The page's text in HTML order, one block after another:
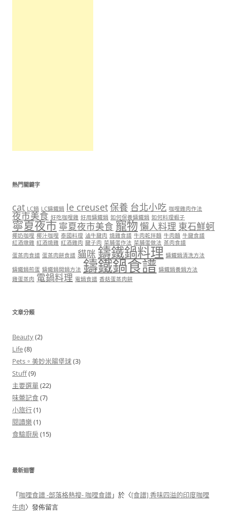
熱門關鍵字
cat LC鍋 LC鑄鐵鍋 le creuset保養 台北小吃 咖哩雞肉作法
夜市美食 好吃咖哩雞 好用鑄鐵鍋 如何保養鑄鐵鍋 如何料理蝦子
寧夏夜市 寧夏夜市美食 寵物懶人料理 東石鮮蚵
椰奶咖哩 椰汁咖哩 泰國料理 滷牛腱肉 燒雞食譜 牛肉乾拌麵 牛肉麵 牛腱食譜
紅酒燉雞 紅酒燒雞 紅酒雞肉 腱子肉 菜脯蛋作法 菜脯蛋做法 蒸肉食譜
蛋蒸肉食譜 蛋蒸肉餅食譜 貓咪 鑄鐵鍋料理 鑄鐵鍋清洗方法
鑄鐵鍋煎蛋 鑄鐵鍋開鍋方法 鑄鐵鍋食譜 鑄鐵鍋養鍋方法
雞蛋蒸肉 電鍋料理 電鍋食譜 香菇蛋蒸肉餅
文章分類
Beauty(2)
Life(8)
Pets。美妙米腸堡球(3)
Stuff(9)
主要選單(22)
味蕾記食(7)
小旅行(1)
閱讀樂(1)
食驗廚房(15)
最新迴響
「咖哩食譜 -部落格熱搜- 咖哩食譜」於〈[食譜] 香味四溢的印度咖哩
牛肉〉發佈留言